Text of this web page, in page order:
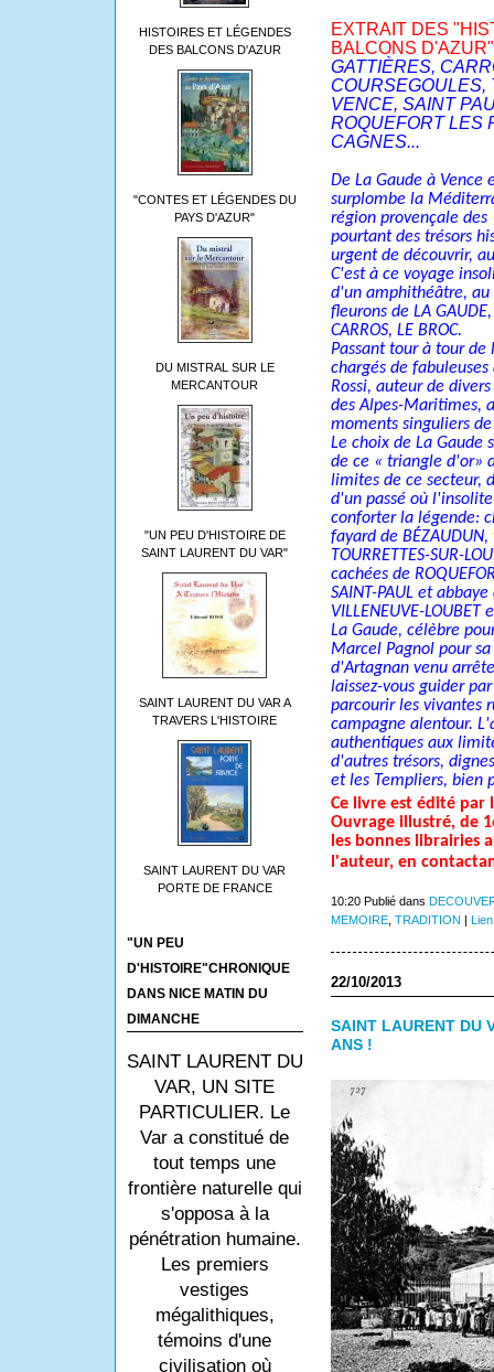
HISTOIRES ET LÉGENDES
DES BALCONS D'AZUR
"CONTES ET LÉGENDES DU
PAYS D'AZUR"
DU MISTRAL SUR LE
MERCANTOUR
"UN PEU D'HISTOIRE DE
SAINT LAURENT DU VAR"
SAINT LAURENT DU VAR A
TRAVERS L'HISTOIRE
SAINT LAURENT DU VAR
PORTE DE FRANCE
"UN PEU
D'HISTOIRE"CHRONIQUE
DANS NICE MATIN DU
DIMANCHE
SAINT LAURENT DU
VAR, UN SITE
PARTICULIER. Le
Var a constitué de
tout temps une
frontière naturelle qui
s'opposa à la
pénétration humaine.
Les premiers
vestiges
mégalithiques,
témoins d'une
civilisation où
EXTRAIT DES
BALCONS
GATTIÈRES,
COURSEGOULES,
VENCE, SAINT
ROQUEFORT LES
CAGNES...
De La Gaude à Vence
surplombe la
région provençale des
pourtant des trésors
urgent de découvrir,
C'est à ce voyage
d'un amphithéâtre,
fleurons de LA GAUDE,
CARROS, LE BROC.
Passant tour à tour
chargés de
Rossi, auteur de
des Alpes-Maritimes,
moments singuliers
Le choix de La Gaude
de ce « triangle d'or»
limites de ce secteur,
d'un passé où
conforter la légende:
fayard de
TOURRETTES-­SUR-
cachées de
SAINT-PAUL et
VILLENEUVE-LOUBET
La Gaude, célèbre
Marcel Pagnol pour
d'Artagnan venu
laissez-vous guider
parcourir les vivantes
campagne alentour.
authentiques aux
d'autres trésors,
et les Templiers, bien
Ce livre est édité par
Ouvrage illustré, de
les bonnes librairies
l'auteur, en
10:20 Publié dans
MEMOIRE, TRADITION |
22/10/2013
SAINT LAURENT DU
ANS !